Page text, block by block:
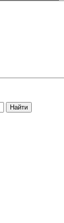
Найти